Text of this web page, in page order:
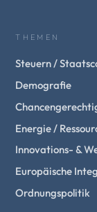
THEMEN
Steuern /
Demografie
Energie /
Innovations- &
Europäische
Ordnungspolitik